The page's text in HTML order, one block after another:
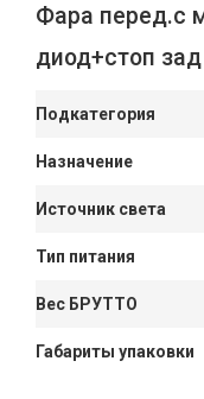
Фара перед.с
диод+стоп
Подкатегория
Назначение
Источник света
Тип питания
Вес БРУТТО
Габариты упаковки